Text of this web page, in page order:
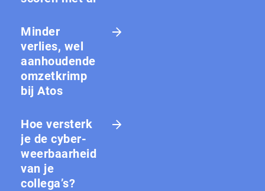
Minder
verlies, wel
aanhoudende
omzetkrimp
bij Atos
Hoe versterk
je de cy­ber­
weer­baar­heid
van je
collega’s?